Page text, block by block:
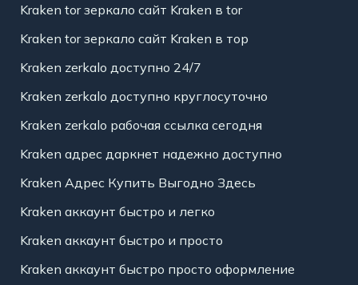
Kraken tor зеркало сайт Kraken в tor
Kraken tor зеркало сайт Kraken в тор
Kraken zerkalo доступно 24/7
Kraken zerkalo доступно круглосуточно
Kraken zerkalo рабочая ссылка сегодня
Kraken адрес даркнет надежно доступно
Kraken Адрес Купить Выгодно Здесь
Kraken аккаунт быстро и легко
Kraken аккаунт быстро и просто
Kraken аккаунт быстро просто оформление